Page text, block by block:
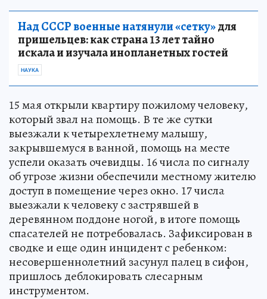
Над СССР военные натянули «сетку»для
пришельцев: как страна 13 лет тайно
искала и изучала инопланетных гостей
НАУКА
15 мая открыли квартиру пожилому человеку,
который звал на помощь. В те же сутки
выезжали к четырехлетнему малышу,
закрывшемуся в ванной, помощь на месте
успели оказать очевидцы. 16 числа по сигналу
об угрозе жизни обеспечили местному жителю
доступ в помещение через окно. 17 числа
выезжали к человеку с застрявшей в
деревянном поддоне ногой, в итоге помощь
спасателей не потребовалась. Зафиксирован в
сводке и еще один инцидент с ребенком:
несовершеннолетний засунул палец в сифон,
пришлось деблокировать слесарным
инструментом.